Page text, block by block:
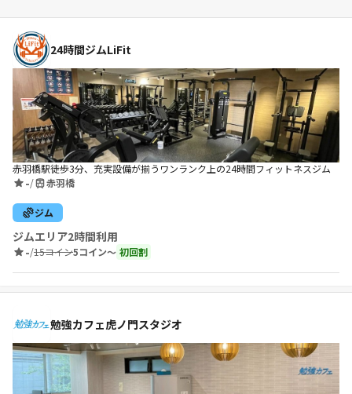
24時間ジムLiFit
赤羽橋駅徒歩3分、充実設備が揃うワンランク上の24時間フィットネスジム
-/ 赤羽橋
ジム
ジムエリア2時間利用
-/15コイン5コイン〜 初回割
勉強カフェ虎ノ門スタジオ